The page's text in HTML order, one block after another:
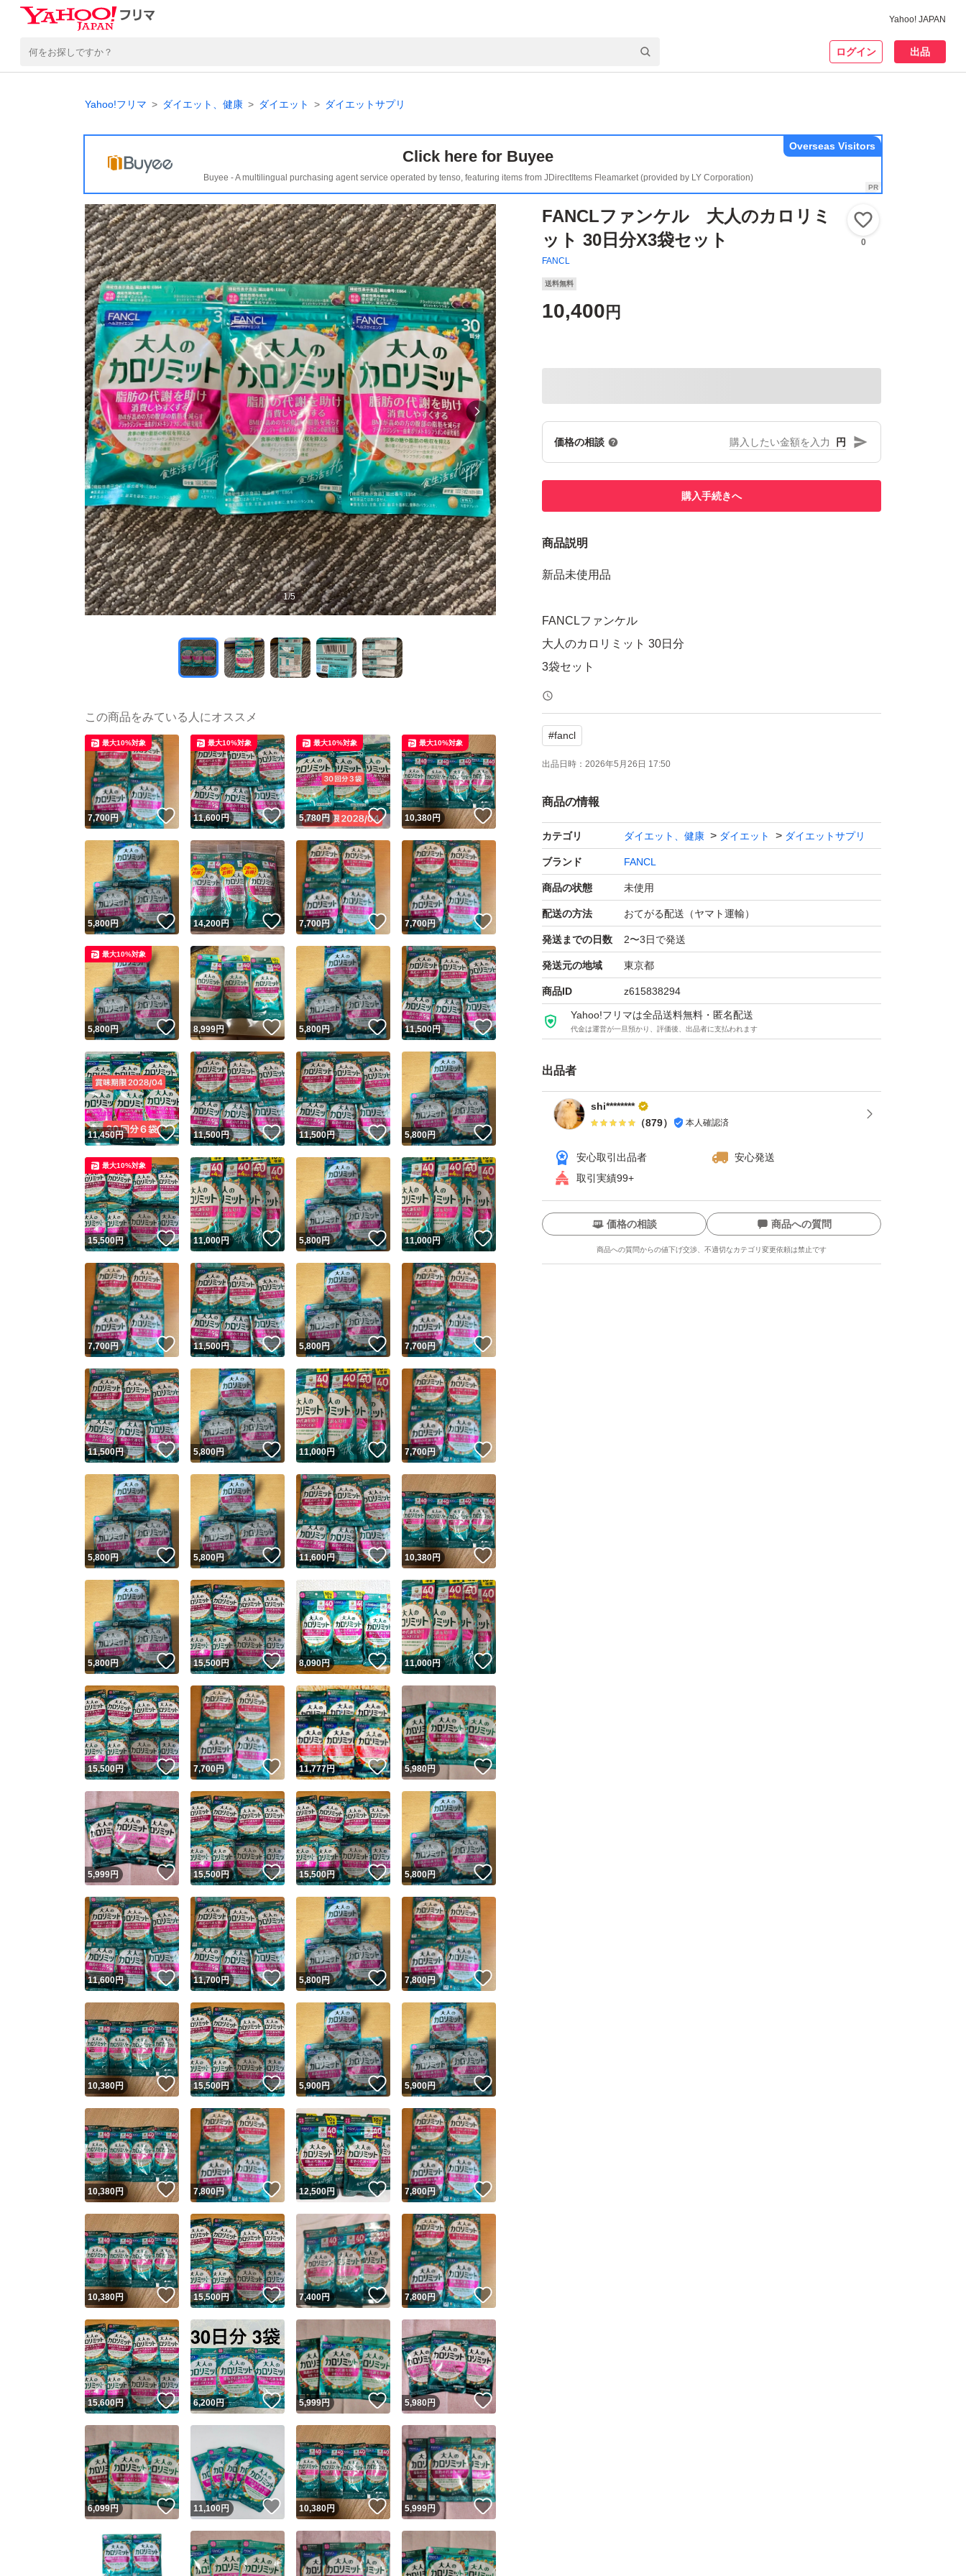
Yahoo! JAPAN
ログイン 出品
Yahoo!フリマ ダイエット、健康 ダイエット ダイエットサプリ
Click here for Buyee
Buyee - A multilingual purchasing agent service operated by tenso, featuring items from JDirectItems Fleamarket (provided by LY Corporation)
Overseas Visitors
1/5
FANCLファンケル 大人のカロリミ
ット 30日分X3袋セット
FANCL
0
送料無料
10,400 円
価格の相談 円
購入手続きへ
商品説明
新品未使用品
FANCLファンケル
大人のカロリミット 30日分
3袋セット
#fancl
出品日時： 2026年5月26日 17:50
商品の情報
カテゴリ ダイエット、健康 ダイエット ダイエットサプリ
ブランド FANCL
商品の状態 未使用
配送の方法 おてがる配送（ヤマト運輸）
発送までの日数 2〜3日で発送
発送元の地域 東京都
商品ID z615838294
Yahoo!フリマは全品送料無料・匿名配送
代金は運営が一旦預かり、評価後、出品者に支払われます
出品者
shi********
（879） 本人確認済
安心取引出品者
安心発送
取引実績99+
ユーザーの実績について
Yahoo!フリマが定めた一定の基準を満たしたユーザーにバッジを付与しています
安心取引出品者
安心取引出品者 Yahoo!フリマの基準をクリアした安心・安全なユーザーです
取引実績
取引実績◯+ このユーザーはYahoo!フリマの取引を完了させた実績があります
他フリマ実績◯+ このユーザーは他フリマサービスでの取引実績があります
スピード&安心発送
※このバッジは実績に基づく表示であり、発送を保証しているものではありません
スピード＆安心発送
このユーザーは高頻度で24時間以内＆設定した発送日数内に発送してい
ます
スピード発送 このユーザーは高頻度で24時間以内に発送しています
安心発送 このユーザーは設定した発送日数内に発送しています
価格の相談 商品への質問
商品への質問からの値下げ交渉、不適切なカテゴリ変更依頼は禁止です
この商品の情報をコピーします
商品画像の無断転載は禁止されています
コピーは1商品につき1回です
出品ページへ
この商品をみている人にオススメ
7,700円 いいね！
最大10%対象
11,600円 いいね！
最大10%対象
5,780円 いいね！
最大10%対象
10,380円 いいね！
最大10%対象
5,800円 いいね！
14,200円 いいね！
7,700円 いいね！
7,700円
5,800円 いいね！
最大10%対象
8,999円 いいね！
5,800円 いいね！
11,500円 いいね！
11,450円 いいね！
11,500円 いいね！
11,500円 いいね！
5,800円
15,500円 いいね！
最大10%対象
11,000円 いいね！
5,800円 いいね！
11,000円 いいね！
7,700円 いいね！
11,500円 いいね！
5,800円 いいね！
7,700円
11,500円 いいね！
5,800円 いいね！
11,000円 いいね！
7,700円
5,800円 いいね！
5,800円 いいね！
11,600円 いいね！
10,380円 いいね！
5,800円 いいね！
15,500円 いいね！
8,090円 いいね！
11,000円 いいね！
15,500円 いいね！
7,700円 いいね！
11,777円 いいね！
5,980円 いいね！
5,999円 いいね！
15,500円 いいね！
15,500円 いいね！
5,800円
11,600円 いいね！
11,700円 いいね！
5,800円 いいね！
7,800円
10,380円 いいね！
15,500円 いいね！
5,900円 いいね！
5,900円
10,380円 いいね！
7,800円 いいね！
12,500円 いいね！
7,800円
10,380円 いいね！
15,500円 いいね！
7,400円 いいね！
7,800円
15,600円 いいね！
6,200円 いいね！
5,999円 いいね！
5,980円
6,099円 いいね！
11,100円 いいね！
10,380円 いいね！
5,999円 いいね！